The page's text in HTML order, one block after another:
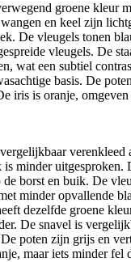
groene kleur
en keel zijn
De vleugels tonen
vleugels. De
wat een subtiel
basis. De
iris is oranje,
verenkleed
minder uitgesproken.
borst en buik. De
minder opvallende
dezelfde groene
De snavel is
poten zijn grijs en
maar iets minder fel